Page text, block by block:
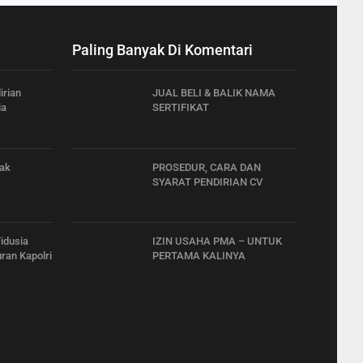
Kapolri
Paling Banyak Di Komentari
JUAL BELI & BALIK NAMA
SERTIFIKAT
PROSEDUR, CARA DAN
SYARAT PENDIRIAN CV
IZIN USAHA PMA – UNTUK
PERTAMA KALINYA